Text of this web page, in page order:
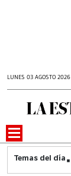
LUNES 03 AGOSTO 2026